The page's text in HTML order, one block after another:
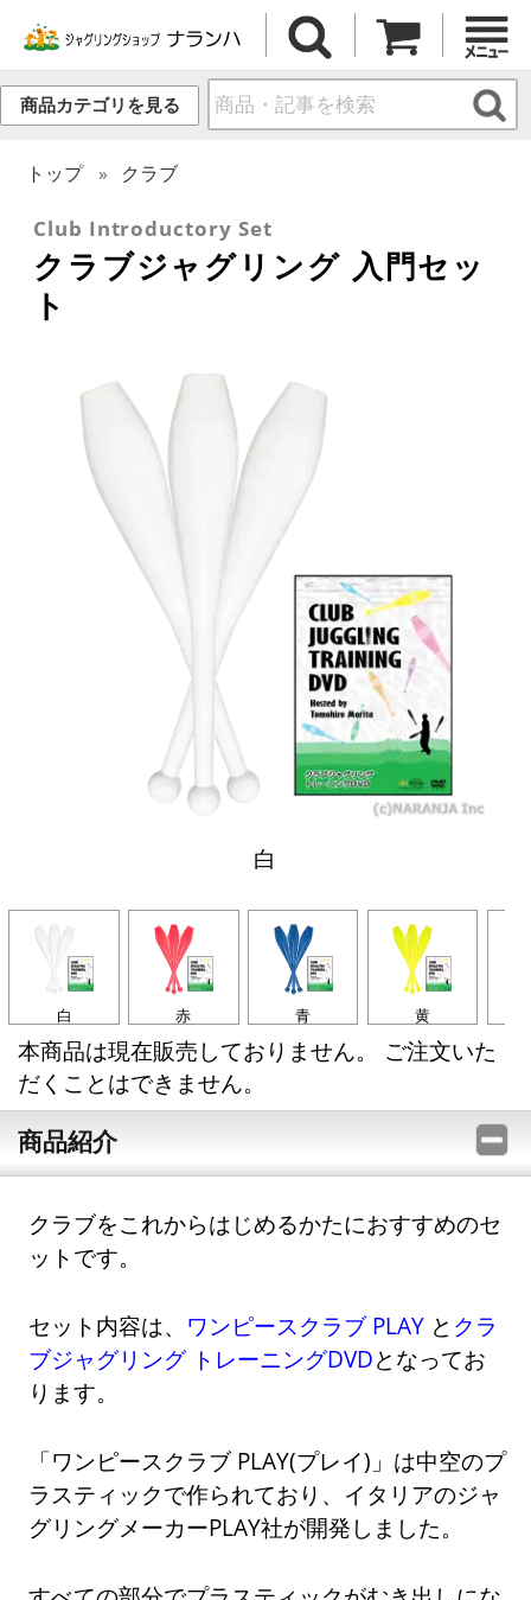
商品カテゴリを見る
トップ クラブ
Club Introductory Set
クラブジャグリング 入門セッ
ト
白
白 赤 青 黄
本商品は現在販売しておりません。 ご注文いた
だくことはできません。
商品紹介
クラブをこれからはじめるかたにおすすめのセ
ットです。
セット内容は、 ワンピースクラブ PLAY と クラ
ブジャグリング トレーニングDVDとなってお
ります。
「ワンピースクラブ PLAY(プレイ)」は中空のプ
ラスティックで作られており、イタリアのジャ
グリングメーカーPLAY社が開発しました。